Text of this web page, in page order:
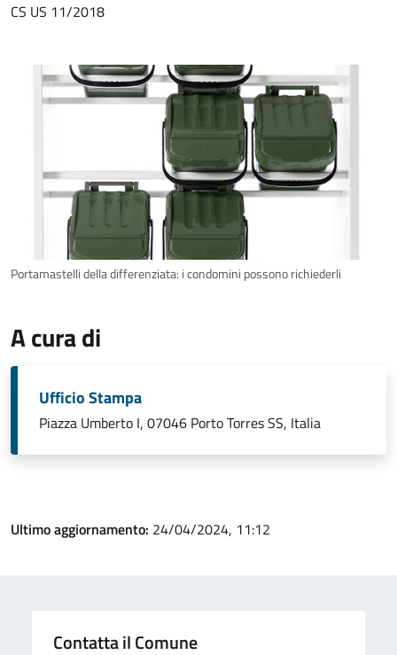
CS US 11/2018
Portamastelli della differenziata: i condomini possono richiederli
A cura di
Ufficio Stampa
Piazza Umberto I, 07046 Porto Torres SS, Italia
Ultimo aggiornamento: 24/04/2024, 11:12
Contatta il Comune